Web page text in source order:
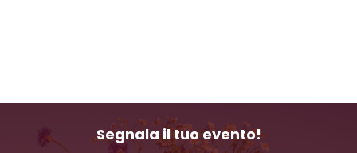
Segnala il tuo evento!